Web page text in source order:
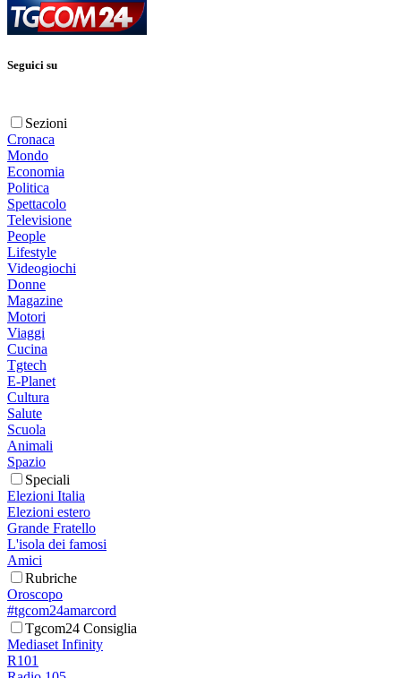
Seguici su
Sezioni
Cronaca
Mondo
Economia
Politica
Spettacolo
Televisione
People
Lifestyle
Videogiochi
Donne
Magazine
Motori
Viaggi
Cucina
Tgtech
E-Planet
Cultura
Salute
Scuola
Animali
Spazio
Speciali
Elezioni Italia
Elezioni estero
Grande Fratello
L'isola dei famosi
Amici
Rubriche
Oroscopo
#tgcom24amarcord
Tgcom24 Consiglia
Mediaset Infinity
R101